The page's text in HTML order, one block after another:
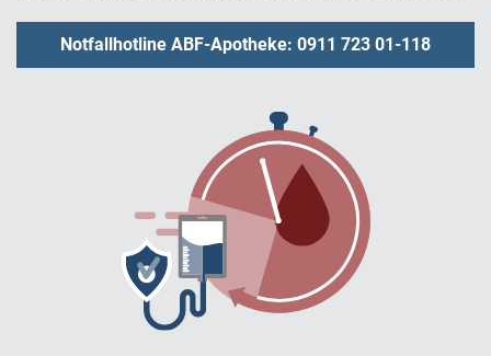
Notfallhotline ABF-Apotheke: 0911 723 01-118